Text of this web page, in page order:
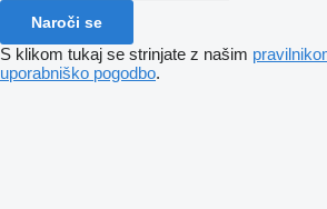
Naroči se
S klikom tukaj se strinjate z našim
uporabniško pogodbo.